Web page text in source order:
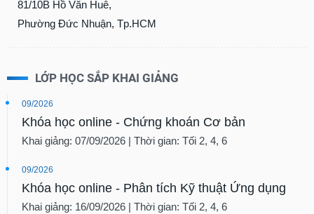
81/10B Hồ Văn Huê,
Phường Đức Nhuận, Tp.HCM
LỚP HỌC SẮP KHAI GIẢNG
09/2026
Khóa học online - Chứng khoán Cơ bản
Khai giảng: 07/09/2026 | Thời gian: Tối 2, 4, 6
09/2026
Khóa học online - Phân tích Kỹ thuật Ứng dụng
Khai giảng: 16/09/2026 | Thời gian: Tối 2, 4, 6